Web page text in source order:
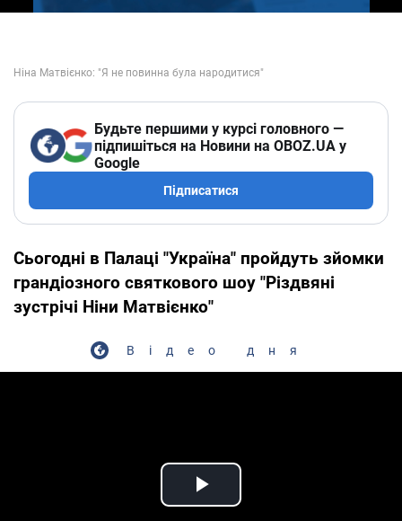
Будьте першими у курсі головного —
підпишіться на Новини на OBOZ.UA у
Google
Підписатися
Сьогодні в Палаці "Україна" пройдуть зйомки
грандіозного святкового шоу "Різдвяні
зустрічі Ніни Матвієнко"
Відео дня
Play Video